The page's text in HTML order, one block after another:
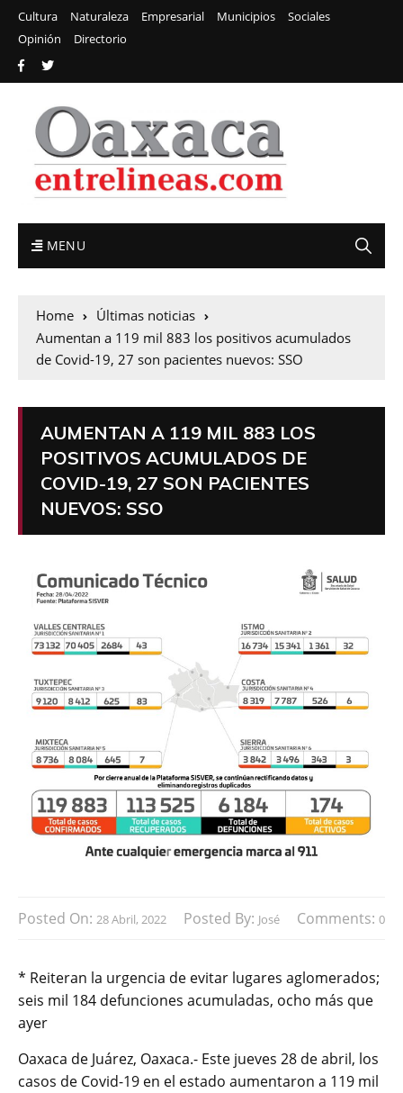
Cultura Naturaleza Empresarial Municipios
Sociales
Opinión
Directorio
MENU
Home
Últimas noticias
Aumentan a 119 mil 883 los positivos acumulados
de Covid-19, 27 son pacientes nuevos: SSO
AUMENTAN A 119 MIL 883 LOS
POSITIVOS ACUMULADOS DE
COVID-19, 27 SON PACIENTES
NUEVOS: SSO
Posted On: 28 Abril, 2022 Posted By: José Comments: 0
* Reiteran la urgencia de evitar lugares aglomerados;
seis mil 184 defunciones acumuladas, ocho más que
ayer
Oaxaca de Juárez, Oaxaca.- Este jueves 28 de abril, los
casos de Covid-19 en el estado aumentaron a 119 mil